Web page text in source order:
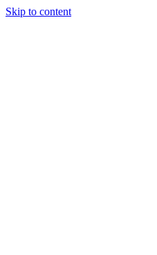
Skip to content